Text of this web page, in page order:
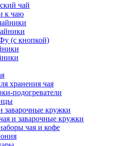
чай
к чаю
(с кнопкой)
хранения чая
подогреватели
заварочные кружки
и заварочные кружки
чая и кофе